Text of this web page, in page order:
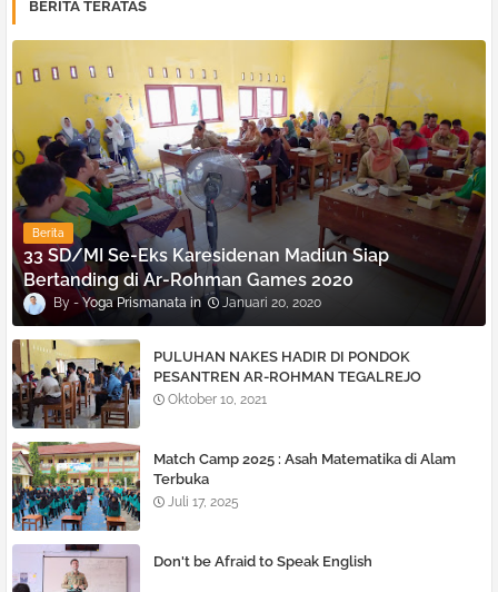
BERITA TERATAS
Berita
33 SD/MI Se-Eks Karesidenan Madiun Siap
Bertanding di Ar-Rohman Games 2020
Yoga Prismanata Januari 20, 2020
PULUHAN NAKES HADIR DI PONDOK
PESANTREN AR-ROHMAN TEGALREJO
Oktober 10, 2021
Match Camp 2025 : Asah Matematika di Alam
Terbuka
Juli 17, 2025
Don't be Afraid to Speak English